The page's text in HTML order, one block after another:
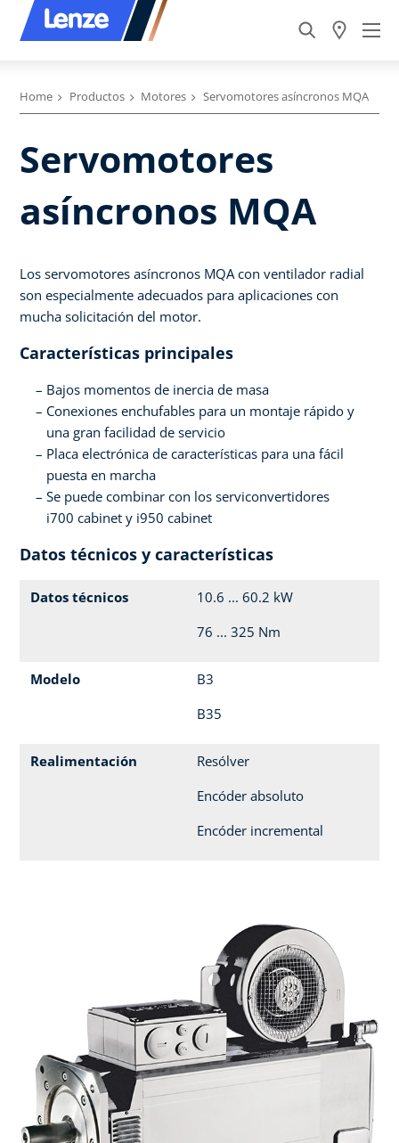
Home Productos Motores Servomotores asíncronos MQA
Servomotores
asíncronos MQA
Los servomotores asíncronos MQA con ventilador radial
son especialmente adecuados para aplicaciones con
mucha solicitación del motor.
Características principales
Bajos momentos de inercia de masa
Conexiones enchufables para un montaje rápido y
una gran facilidad de servicio
Placa electrónica de características para una fácil
puesta en marcha
Se puede combinar con los serviconvertidores
i700 cabinet y i950 cabinet
Datos técnicos y características
Datos técnicos
10.6 ... 60.2 kW
76 ... 325 Nm
Modelo
B3
B35
Realimentación
Resólver
Encóder absoluto
Encóder incremental